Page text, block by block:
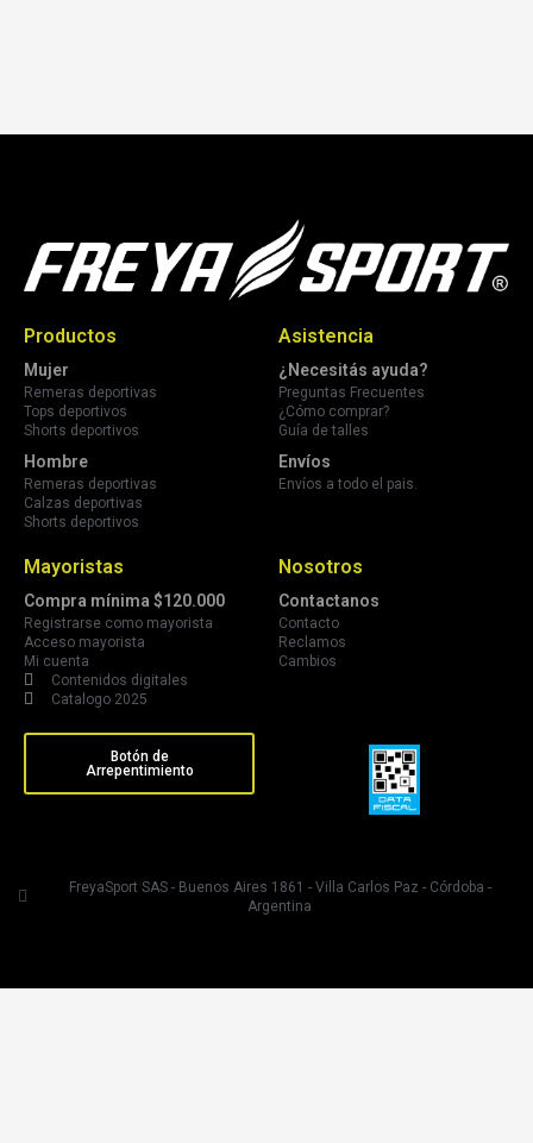
Productos
Mujer
Remeras deportivas
Tops deportivos
Shorts deportivos
Hombre
Remeras deportivas
Calzas deportivas
Shorts deportivos
Asistencia
¿Necesitás ayuda?
Preguntas Frecuentes
¿Cómo comprar?
Guía de talles
Envíos
Envíos a todo el pais.
Mayoristas
Compra mínima $120.000
Registrarse como mayorista
Acceso mayorista
Mi cuenta
Contenidos digitales
Catalogo 2025
Botón de
Arrepentimiento
Nosotros
Contactanos
Contacto
Reclamos
Cambios
FreyaSport SAS - Buenos Aires 1861 - Villa Carlos Paz - Córdoba -
Argentina